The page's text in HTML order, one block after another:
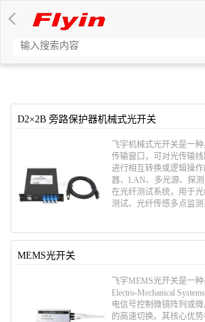
D2×2B 旁路保护器机械式光开关
飞宇机械式光开关是一
传输窗口，可对光传输
进行相互转换或逻辑操
器、LAN、多光源、探测
在光纤测试系统，用于
测试、光纤传感多点监测
MEMS光开关
飞宇MEMS光开关是一
Electro-Mechanical
电信号控制微镜阵列或
的高速切换。其核心优